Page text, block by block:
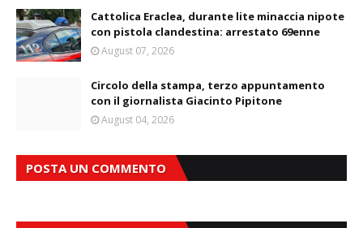
Cattolica Eraclea, durante lite minaccia nipote
con pistola clandestina: arrestato 69enne
August 07, 2026
Circolo della stampa, terzo appuntamento
con il giornalista Giacinto Pipitone
August 04, 2026
POSTA UN COMMENTO